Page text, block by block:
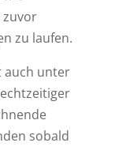
zuvor
zu laufen.
auch unter
sobald